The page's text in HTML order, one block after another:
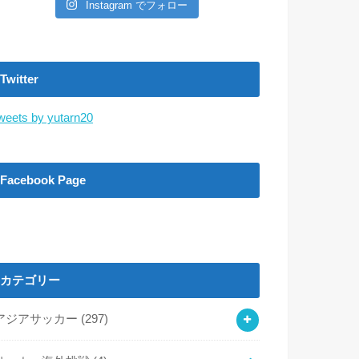
Instagram でフォロー
Twitter
by yutarn20
Facebook Page
カテゴリー
ジアサッカー (297)